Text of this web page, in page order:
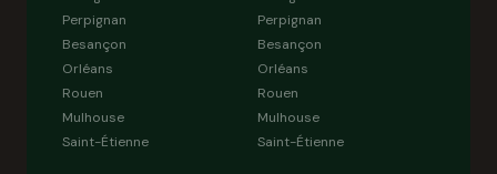
Perpignan
Besançon
Orléans
Rouen
Mulhouse
Saint-Étienne
Perpignan
Besançon
Orléans
Rouen
Mulhouse
Saint-Étienne